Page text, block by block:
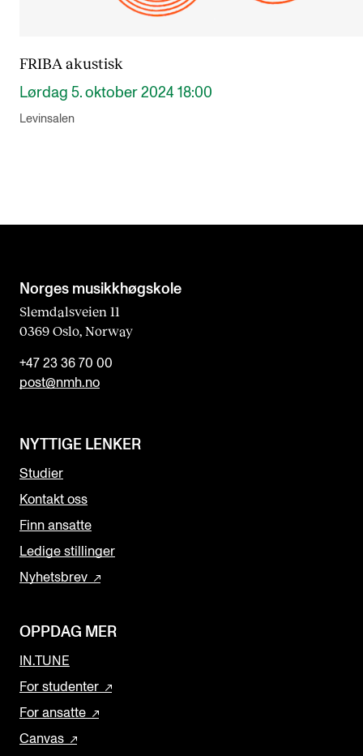
FRIBA akustisk
Lørdag 5. oktober 2024 18:00
Levinsalen
Norges musikk­høgskole
Slemdalsveien 11
0369 Oslo, Norway
+47 23 36 70 00
post@nmh.no
NYTTIGE LENKER
Studier
Kontakt oss
Finn ansatte
Ledige stillinger
Nyhetsbrev
OPPDAG MER
IN.TUNE
For studenter
For ansatte
Canvas